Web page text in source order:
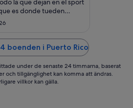
sep.
es donde tueden
boenden i Puerto Rico
under de senaste 24 timmarna, baserat
och tillgänglighet kan komma att ändras.
villkor kan gälla.